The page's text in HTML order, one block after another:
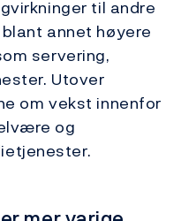
til andre
annet høyere
servering,
Utover
om vekst innenfor
og